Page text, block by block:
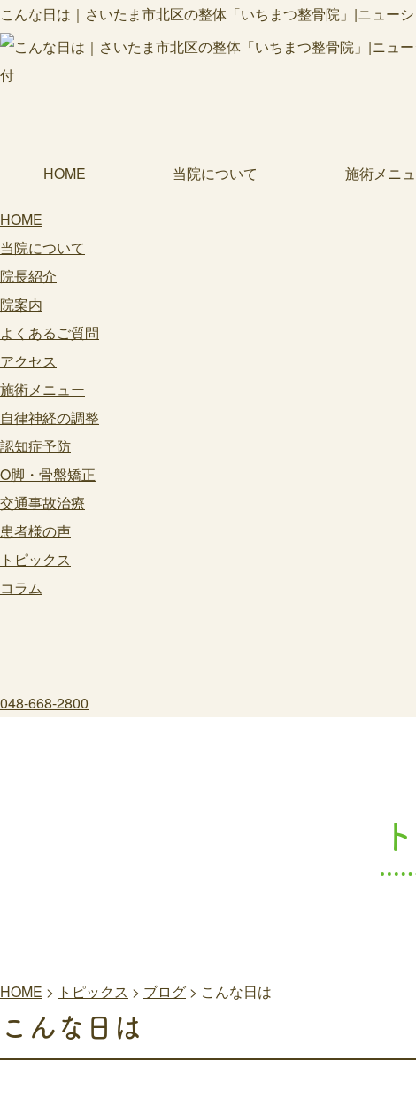
こんな日は｜さいたま市北区の整体「いちまつ整骨院」|ニュー
HOME
当院について 施術メニ
HOME
当院について
院長紹介
院案内
よくあるご質問
アクセス
施術メニュー
自律神経の調整
認知症予防
O脚・骨盤矯正
交通事故治療
患者様の声
トピックス
コラム
048-668-2800
HOME > トピックス > ブログ > こんな日は
こんな日は